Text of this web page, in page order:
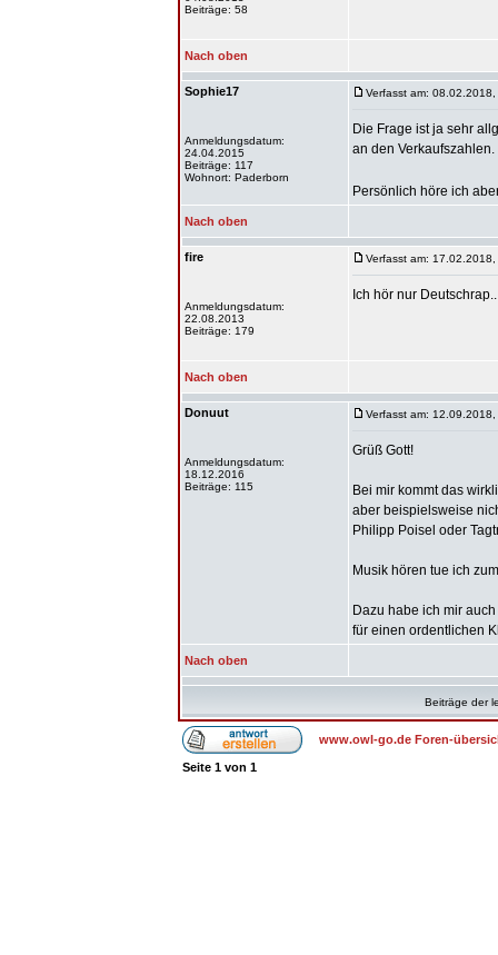
Beiträge: 58
Nach oben
Sophie17
Anmeldungsdatum:
24.04.2015
Beiträge: 117
Wohnort: Paderborn
Verfasst am:
Die Frage ist ja sehr
an den Verkaufszahlen.
Persönlich höre ich
Nach oben
fire
Anmeldungsdatum:
22.08.2013
Beiträge: 179
Verfasst am: 17.02.2018,
Ich hör nur
Nach oben
Donuut
Anmeldungsdatum:
18.12.2016
Beiträge: 115
Verfasst am: 12.09.2018,
Grüß Gott!
Bei mir kommt das
aber beispielsweise
Philipp Poisel oder
Musik hören tue ich
Dazu habe ich mir
für einen ordentlichen
Nach oben
Beiträge der
www.owl-go.de Foren-
Seite 1 von 1